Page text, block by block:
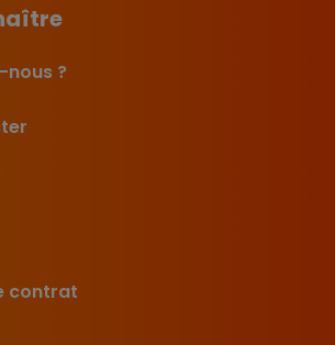
nous ?
contrat